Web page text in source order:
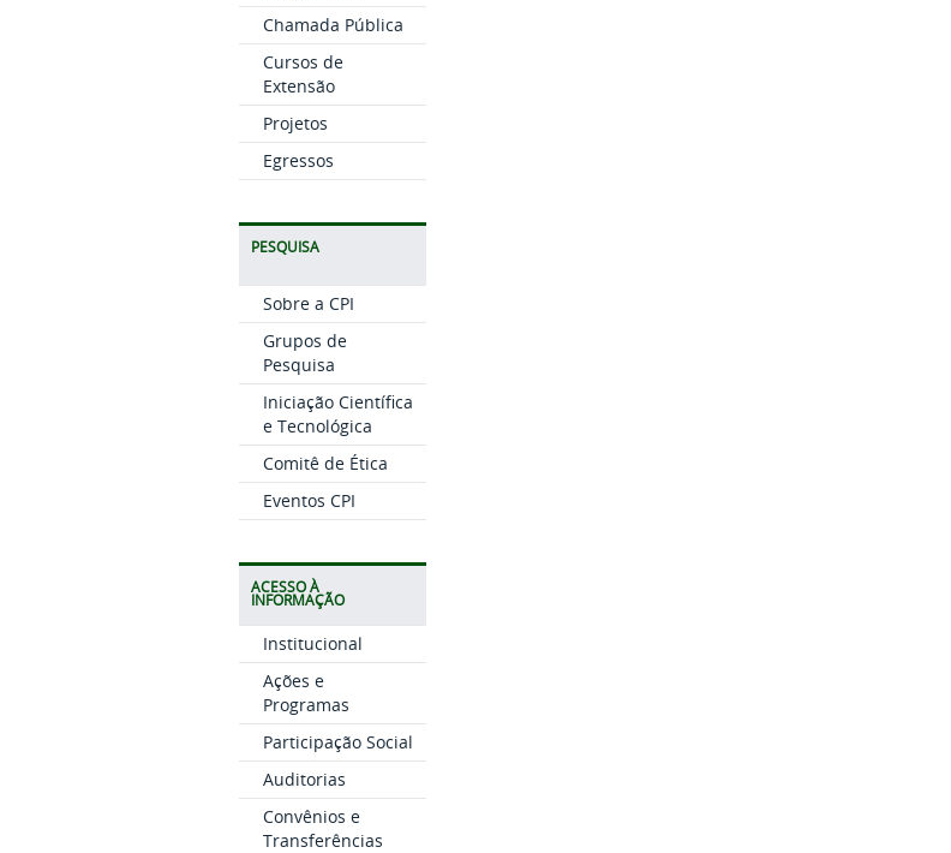
Chamada Pública
Cursos de
Extensão
Projetos
Egressos
PESQUISA
Sobre a CPI
Grupos de
Pesquisa
Iniciação Científica
e Tecnológica
Comitê de Ética
Eventos CPI
ACESSO À
INFORMAÇÃO
Institucional
Ações e
Programas
Participação Social
Auditorias
Convênios e
Transferências